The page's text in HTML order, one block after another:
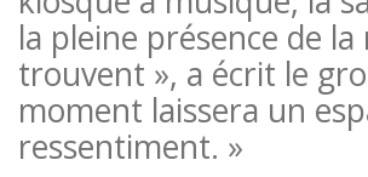
la pleine présence de
trouvent », a écrit le
moment laissera un
ressentiment. »